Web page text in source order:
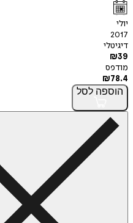
יולי
2017
דיגיטלי
₪39
מודפס
₪78.4
הוספה לסל